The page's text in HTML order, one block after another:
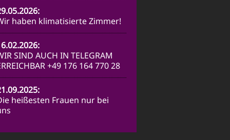
haben klimatisierte Zimmer!
SIND AUCH IN TELEGRAM
+49 176 164 770 28
heißesten Frauen nur bei